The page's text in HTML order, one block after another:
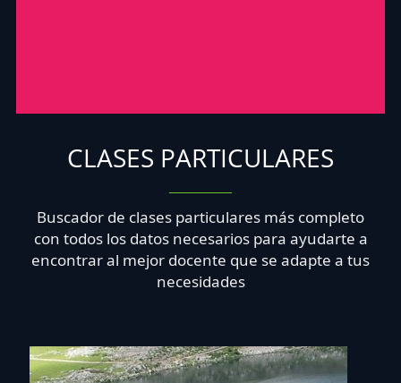
CLASES PARTICULARES
Buscador de clases particulares más completo
con todos los datos necesarios para ayudarte a
encontrar al mejor docente que se adapte a tus
necesidades